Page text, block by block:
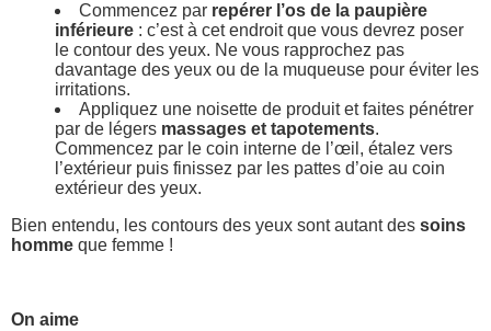
Commencez par repérer l’os de la paupière
inférieure : c’est à cet endroit que vous devrez poser
le contour des yeux. Ne vous rapprochez pas
davantage des yeux ou de la muqueuse pour éviter les
irritations.
Appliquez une noisette de produit et faites pénétrer
par de légers massages et tapotements.
Commencez par le coin interne de l’œil, étalez vers
l’extérieur puis finissez par les pattes d’oie au coin
extérieur des yeux.
Bien entendu, les contours des yeux sont autant des soins
homme que femme !
On aime